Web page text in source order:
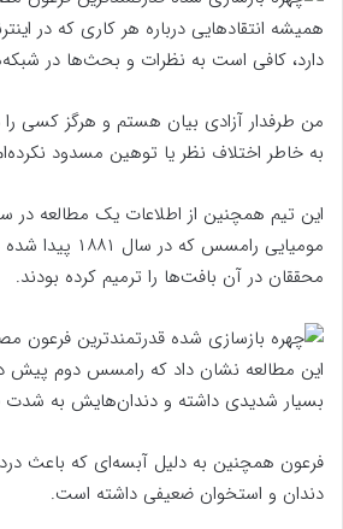
همیشه انتقاد‌هایی درباره هر کاری که در
دارد، کافی است به نظرات و بحث‌ها در
من طرفدار آزادی بیان هستم و هرگز کسی
به خاطر اختلاف نظر یا توهین مسدود
مومیایی رامسس که
محققان در آن بافت‌ها را ترمیم کرده بودند.
این مطالعه نشان داد که رامسس دوم پیش
بسیار شدیدی داشته و دندان‌هایش به شدت
فرعون همچنین به دلیل آبسه‌ای که باعث
دندان و استخوان ضعیفی داشته است.